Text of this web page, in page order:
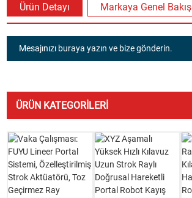
Ürün Detayı Markaya Genel Bakış
Mesajınızı buraya yazın ve bize gönderin.
ÜRÜN KATEGORILERI